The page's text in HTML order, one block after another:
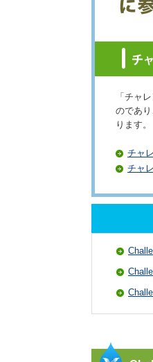
「チャ
のであ
ります。
チャ
チャ